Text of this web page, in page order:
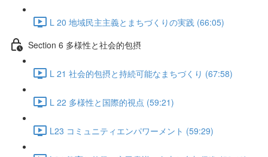
L 20 地域民主主義とまちづくりの実践 (66:05)
Section 6 多様性と社会的包摂
L 21 社会的包摂と持続可能なまちづくり (67:58)
L 22 多様性と国際的視点 (59:21)
L23 コミュニティエンパワーメント (59:29)